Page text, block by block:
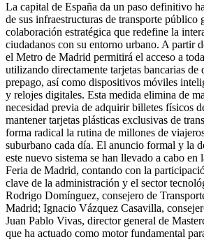
La capital de España da un paso definitivo
de sus infraestructuras de transporte público
colaboración estratégica que redefine la
ciudadanos con su entorno urbano. A partir
el Metro de Madrid permitirá el acceso a
utilizando directamente tarjetas bancarias de
prepago, así como dispositivos móviles
y relojes digitales. Esta medida elimina de
necesidad previa de adquirir billetes físicos
mantener tarjetas plásticas exclusivas de
forma radical la rutina de millones de
suburbano cada día. El anuncio formal y la
este nuevo sistema se han llevado a cabo en
Feria de Madrid, contando con la
clave de la administración y el sector
Rodrigo Domínguez, consejero de
Madrid; Ignacio Vázquez Casavilla,
Juan Pablo Vivas, director general de
que ha actuado como motor fundamental